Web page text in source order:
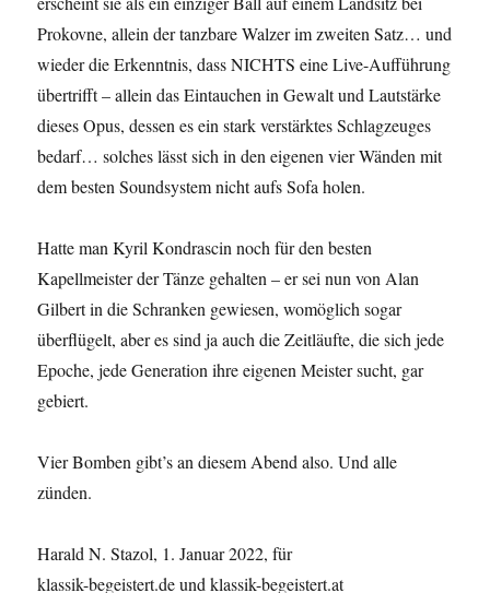
Prokovne, allein der tanzbare Walzer im zweiten Satz… und
wieder die Erkenntnis, dass NICHTS eine Live-Aufführung
übertrifft – allein das Eintauchen in Gewalt und Lautstärke
dieses Opus, dessen es ein stark verstärktes Schlagzeuges
bedarf… solches lässt sich in den eigenen vier Wänden mit
dem besten Soundsystem nicht aufs Sofa holen.
Hatte man Kyril Kondrascin noch für den besten
Kapellmeister der Tänze gehalten – er sei nun von Alan
Gilbert in die Schranken gewiesen, womöglich sogar
überflügelt, aber es sind ja auch die Zeitläufte, die sich jede
Epoche, jede Generation ihre eigenen Meister sucht, gar
gebiert.
Vier Bomben gibt’s an diesem Abend also. Und alle
zünden.
Harald N. Stazol, 1. Januar 2022, für
klassik-begeistert.de und klassik-begeistert.at